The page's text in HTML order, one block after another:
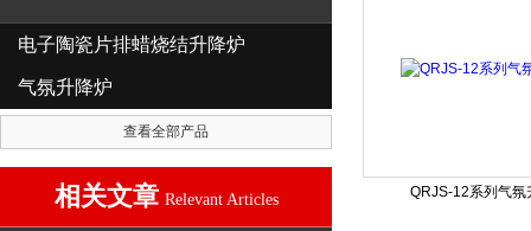
电子陶瓷片排蜡烧结升降炉
气氛升降炉
查看全部产品
相关文章 Relevant Articles QRJS-12系列气氛